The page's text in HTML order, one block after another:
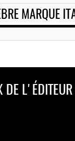
MARQUE
DE L'ÉDITEUR